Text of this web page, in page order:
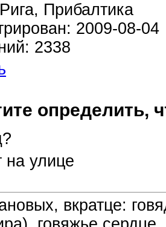
Прибалтика
2009-08-04
2338
определить,
на улице
вкратце: